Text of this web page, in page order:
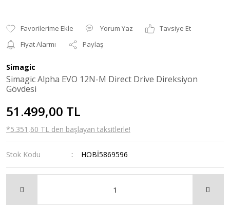
Yorum Yaz
Tavsiye Et
Fiyat Alarmı
Paylaş
Simagic
Simagic Alpha EVO 12N-M Direct Drive Direksiyon
Gövdesi
51.499,00 TL
*5.351,60 TL den başlayan taksitlerle!
Stok Kodu HOBİ5869596